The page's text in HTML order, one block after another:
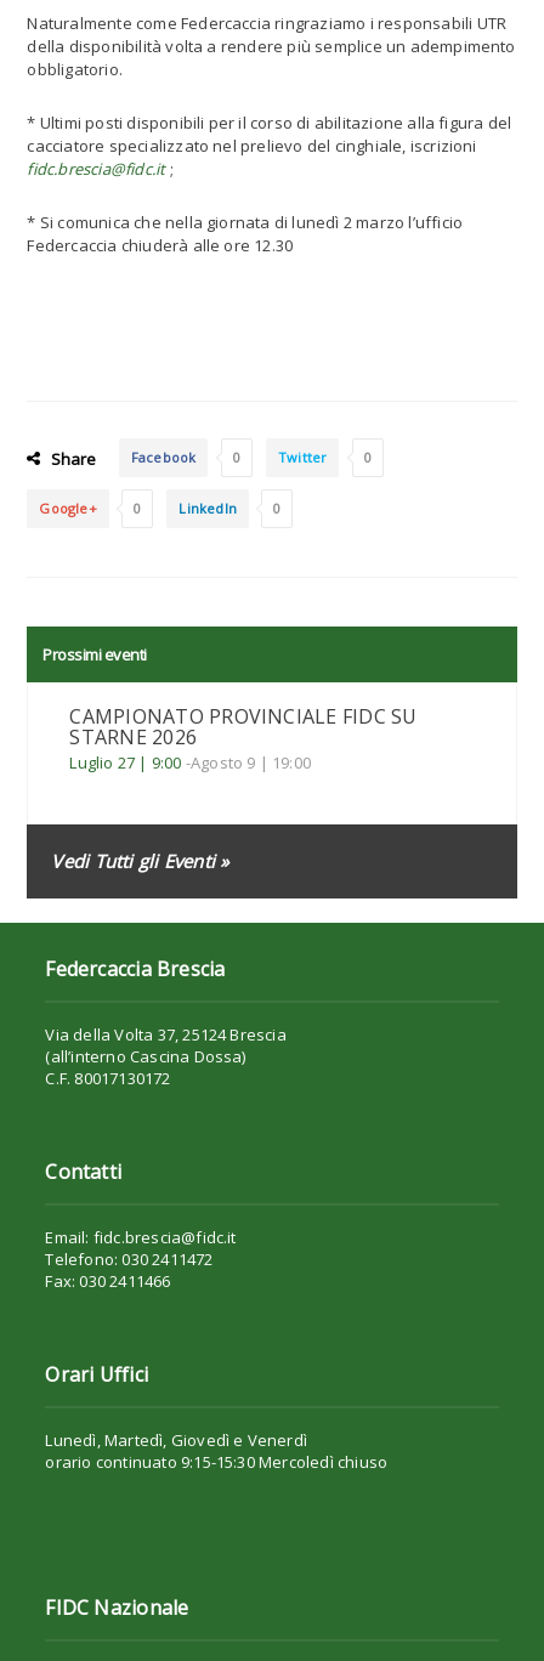
Naturalmente come Federcaccia ringraziamo i responsabili UTR
della disponibilità volta a rendere più semplice un adempimento
obbligatorio.
* Ultimi posti disponibili per il corso di abilitazione alla figura del
cacciatore specializzato nel prelievo del cinghiale, iscrizioni
fidc.brescia@fidc.it;
* Si comunica che nella giornata di lunedì 2 marzo l’ufficio
Federcaccia chiuderà alle ore 12.30
Share Facebook 0 Twitter 0
Google+ 0 LinkedIn 0
Prossimi eventi
CAMPIONATO PROVINCIALE FIDC SU
STARNE 2026
Luglio 27 | 9:00 -Agosto 9 | 19:00
Vedi Tutti gli Eventi »
Federcaccia Brescia
Via della Volta 37, 25124 Brescia
(all’interno Cascina Dossa)
C.F. 80017130172
Contatti
Email: fidc.brescia@fidc.it
Telefono: 030 2411472
Fax: 030 2411466
Orari Uffici
Lunedì, Martedì, Giovedì e Venerdì
orario continuato 9:15-15:30 Mercoledì chiuso
FIDC Nazionale